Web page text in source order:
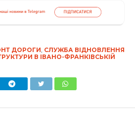
ДОРОГИ СЛУЖБА ВІДНОВЛЕННЯ
В ІВАНО-ФРАНКІВСЬКІЙ